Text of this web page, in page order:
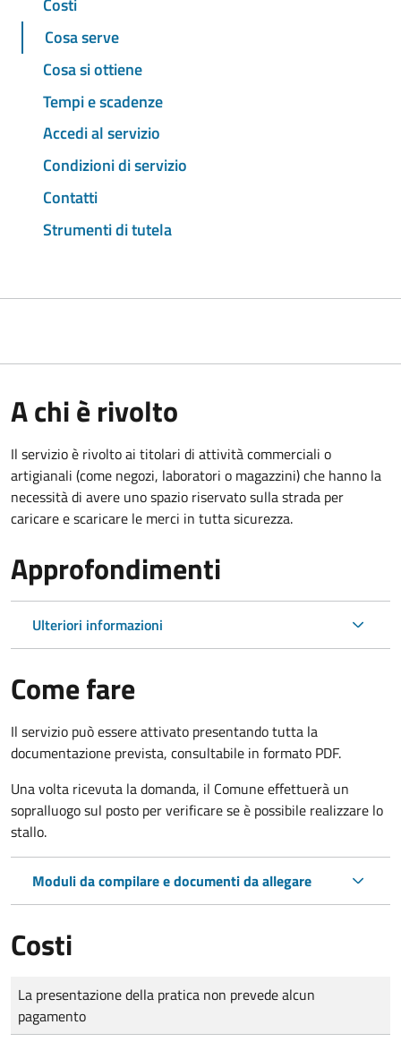
Costi
Cosa serve
Cosa si ottiene
Tempi e scadenze
Accedi al servizio
Condizioni di servizio
Contatti
Strumenti di tutela
A chi è rivolto
Il servizio è rivolto ai titolari di attività commerciali o
artigianali (come negozi, laboratori o magazzini) che hanno la
necessità di avere uno spazio riservato sulla strada per
caricare e scaricare le merci in tutta sicurezza.
Approfondimenti
Ulteriori informazioni
Come fare
Il servizio può essere attivato presentando tutta la
documentazione prevista, consultabile in formato PDF.
Una volta ricevuta la domanda, il Comune effettuerà un
sopralluogo sul posto per verificare se è possibile realizzare lo
stallo.
Moduli da compilare e documenti da allegare
Costi
Tipo di pagamento
Importo
La presentazione della pratica non prevede alcun
pagamento